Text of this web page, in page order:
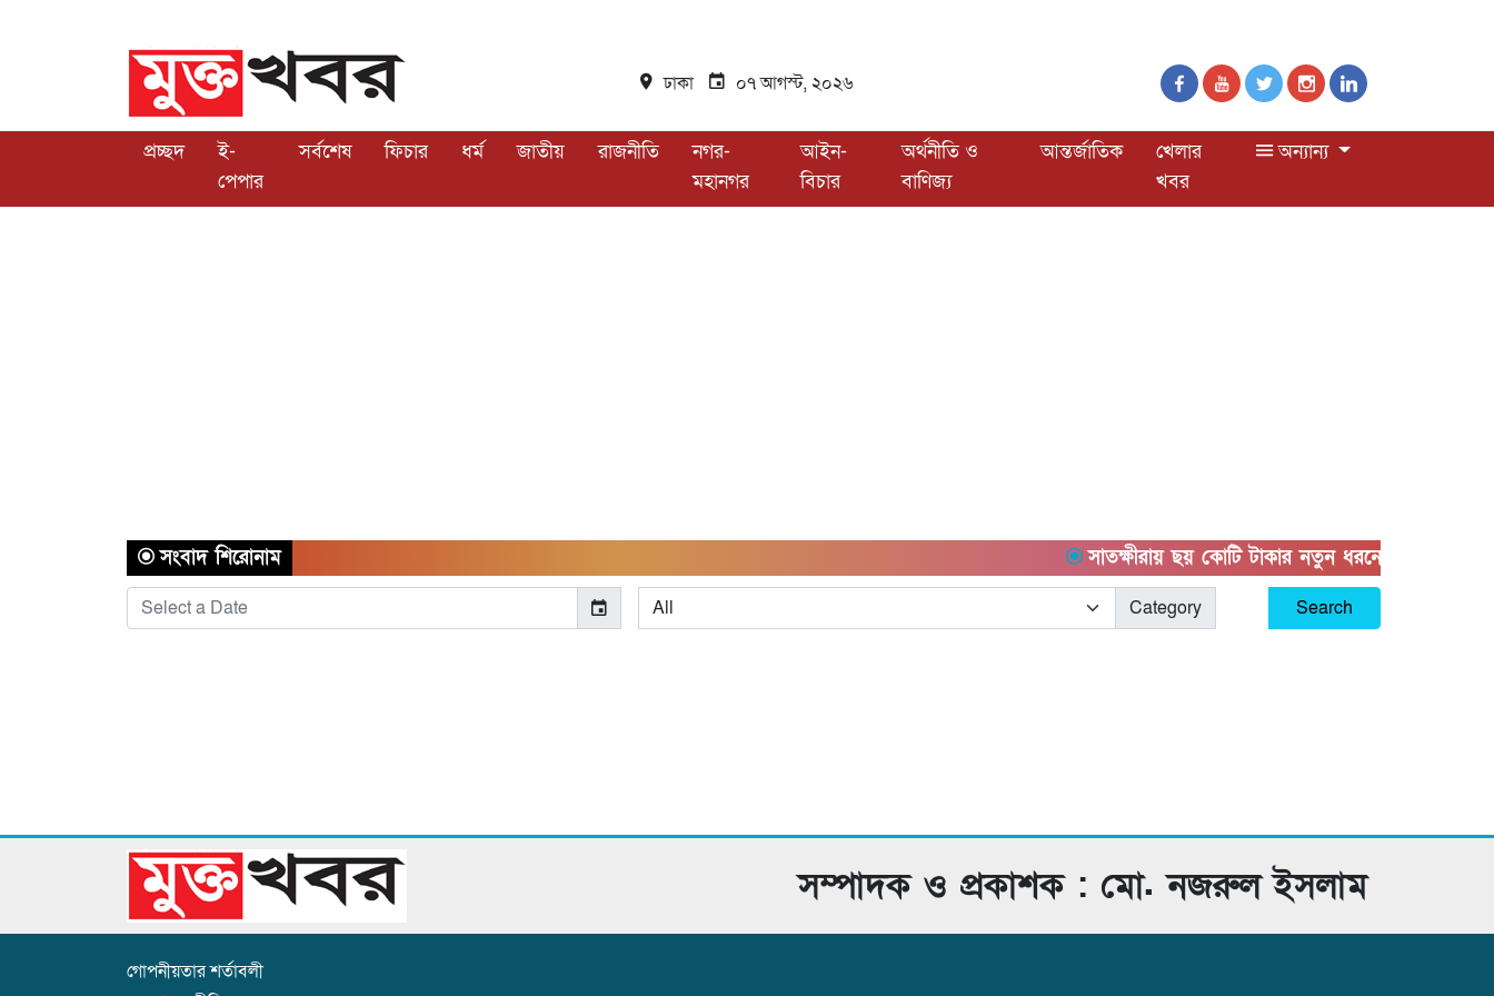
ঢাকা ০৭ আগস্ট, ২০২৬
প্রচ্ছদ
ই-
পেপার
সর্বশেষ ফিচার ধর্ম জাতীয় রাজনীতি
নগর-
মহানগর
আইন-
বিচার
অর্থনীতি ও
বাণিজ্য
আন্তর্জাতিক
খেলার
খবর
অন্যান্য
সংবাদ শিরোনাম সাতক্ষীরায় ছয় কোটি টাকার নতুন ধরনের ‘কুশ’
Category Search
সম্পাদক ও প্রকাশক : মো. নজরুল ইসলাম
গোপনীয়তার শর্তাবলী